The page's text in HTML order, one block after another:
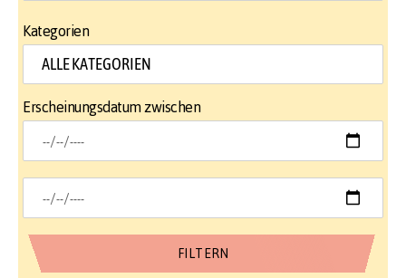
Kategorien
Erscheinungsdatum zwischen